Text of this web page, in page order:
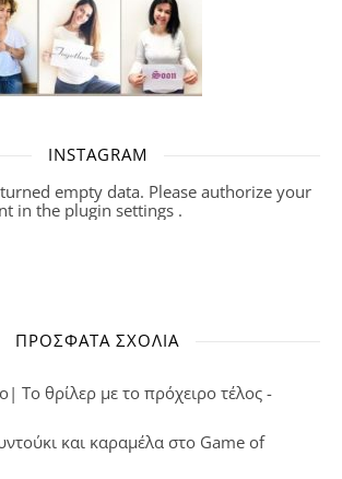
INSTAGRAM
empty data. Please authorize your
in the plugin settings .
ΠΡΌΣΦΑΤΑ ΣΧΌΛΙΑ
Το θρίλερ με το πρόχειρο τέλος -
και καραμέλα στο Game of